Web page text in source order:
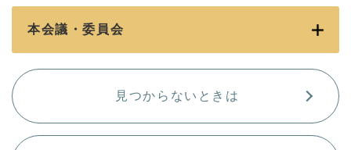
本会議・委員会
見つからないときは